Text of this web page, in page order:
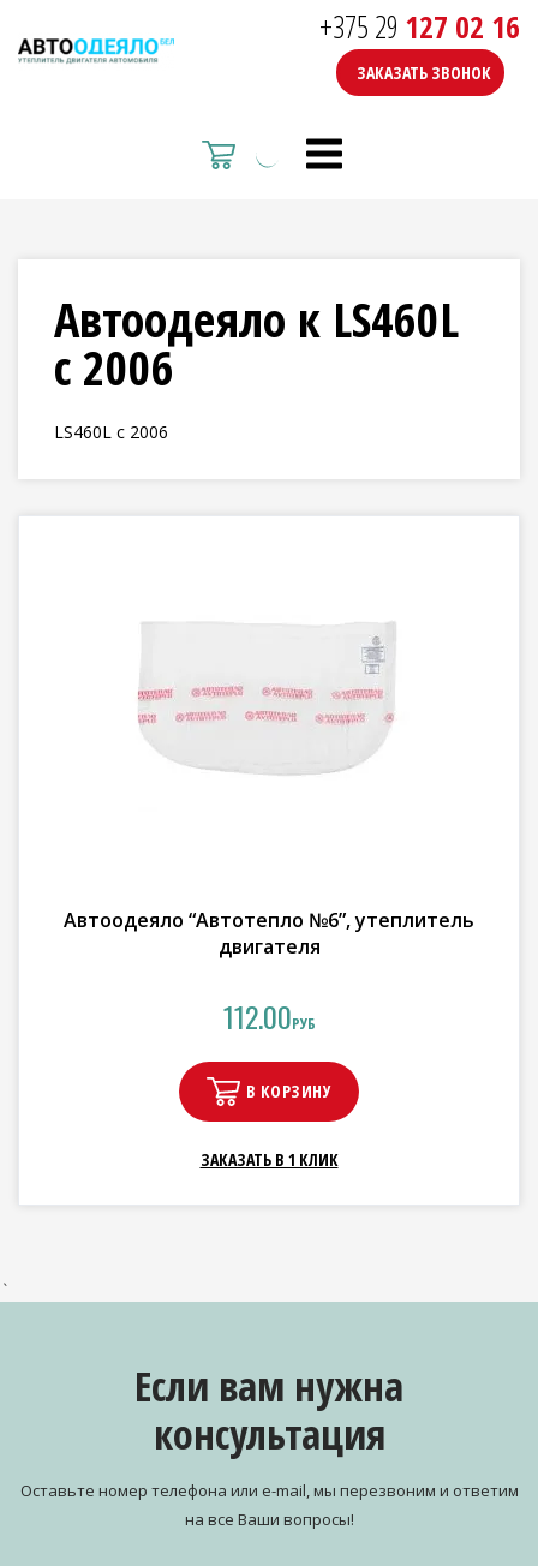
+375 29 127 02 16
ЗАКАЗАТЬ ЗВОНОК
Автоодеяло к LS460L
с 2006
LS460L с 2006
Автоодеяло “Автотепло №6”, утеплитель
двигателя
112.00РУБ
В КОРЗИНУ
ЗАКАЗАТЬ В 1 КЛИК
`
Если вам нужна
консультация
Оставьте номер телефона или e-mail, мы перезвоним и ответим
на все Ваши вопросы!